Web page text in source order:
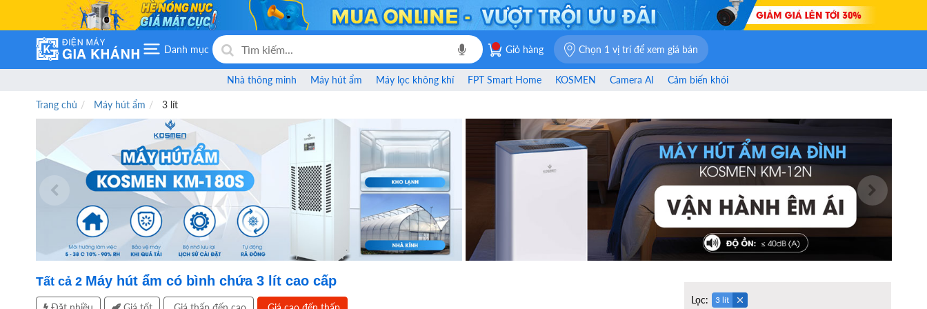
Danh mục Giỏ hàng Chọn 1 vị trí để xem giá bán
Nhà thông minh Máy hút ẩm Máy lọc không khí FPT Smart Home KOSMEN Camera AI Cảm biến khói
Trang chủ Máy hút ẩm 3 lít
Tất cả2 Máy hút ẩm có bình chứa 3 lít cao cấp
Lọc: 3 lít